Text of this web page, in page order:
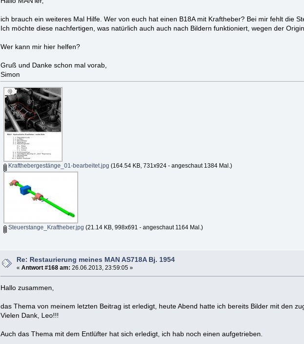
ich brauch ein weiteres Mal Hilfe. Wer von euch hat einen B18A mit Kraftheber? Bei mir fehlt die
Ich möchte diese nachfertigen, was natürlich auch auch nach Bildern funktioniert, wegen der
Wer kann mir hier helfen?
Gruß und Danke schon mal vorab,
Simon
Krafthebergestänge_01-bearbeitet.jpg (164.54 KB, 731x924 - angeschaut 1384 Mal.)
Steuerstange_Kraftheber.jpg (21.14 KB, 998x691 - angeschaut 1164 Mal.)
Re: Restaurierung meines MAN AS718A Bj. 1954
« Antwort #168 am: 26.06.2013, 23:59:05 »
Hallo zusammen,
das Thema von meinem letzten Beitrag ist erledigt, heute Abend hatte ich bereits Bilder mit den
Vielen Dank, Leo!!!
Auch das Thema mit dem Entlüfter hat sich erledigt, ich hab noch einen aufgetrieben.